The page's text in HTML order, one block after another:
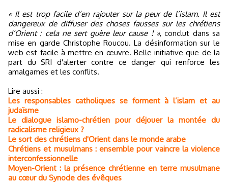
« Il est trop facile d’en rajouter sur la peur de l’islam. Il est
dangereux de diffuser des choses fausses sur les chrétiens
d’Orient : cela ne sert guère leur cause ! », conclut dans sa
mise en garde Christophe Roucou. La désinformation sur le
web est facile à mettre en œuvre. Belle initiative que de la
part du SRI d'alerter contre ce danger qui renforce les
amalgames et les conflits.
Lire aussi :
Les responsables catholiques se forment à l’islam et au
judaïsme
Le dialogue islamo-chrétien pour déjouer la montée du
radicalisme religieux ?
Le sort des chrétiens d'Orient dans le monde arabe
Chrétiens et musulmans : ensemble pour vaincre la violence
interconfessionnelle
Moyen-Orient : la présence chrétienne en terre musulmane
au cœur du Synode des évêques